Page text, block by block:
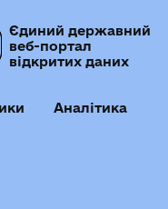
Єдиний державний
веб-портал
відкритих даних
Аналітика